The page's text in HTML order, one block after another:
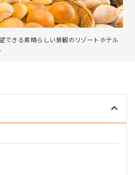
できる素晴らしい景観のリゾートホテル